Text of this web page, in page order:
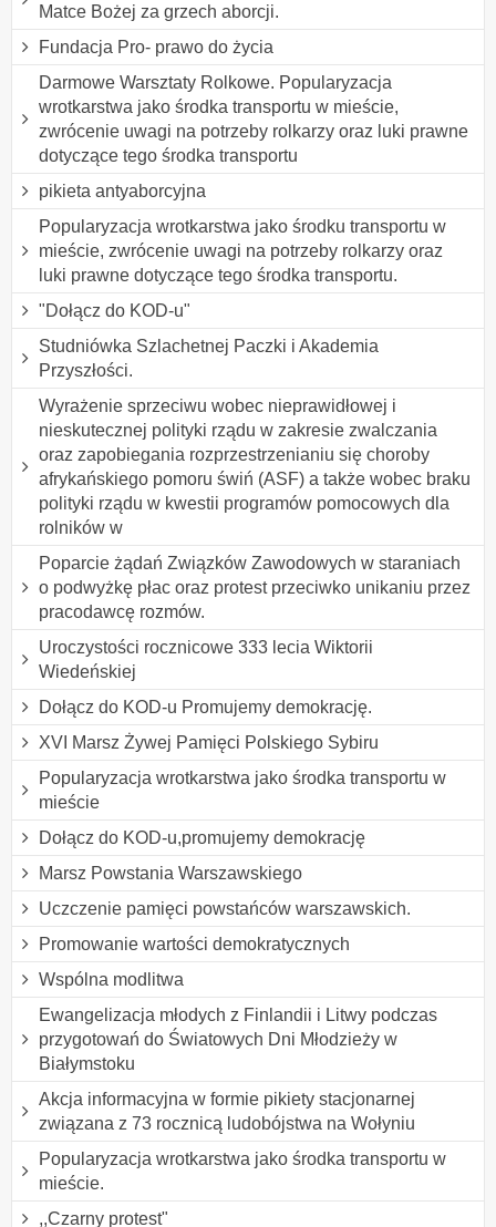
Matce Bożej za grzech aborcji.
Fundacja Pro- prawo do życia
Darmowe Warsztaty Rolkowe. Popularyzacja
wrotkarstwa jako środka transportu w mieście,
zwrócenie uwagi na potrzeby rolkarzy oraz luki prawne
dotyczące tego środka transportu
pikieta antyaborcyjna
Popularyzacja wrotkarstwa jako środku transportu w
mieście, zwrócenie uwagi na potrzeby rolkarzy oraz
luki prawne dotyczące tego środka transportu.
"Dołącz do KOD-u"
Studniówka Szlachetnej Paczki i Akademia
Przyszłości.
Wyrażenie sprzeciwu wobec nieprawidłowej i
nieskutecznej polityki rządu w zakresie zwalczania
oraz zapobiegania rozprzestrzenianiu się choroby
afrykańskiego pomoru świń (ASF) a także wobec braku
polityki rządu w kwestii programów pomocowych dla
rolników w
Poparcie żądań Związków Zawodowych w staraniach
o podwyżkę płac oraz protest przeciwko unikaniu przez
pracodawcę rozmów.
Uroczystości rocznicowe 333 lecia Wiktorii
Wiedeńskiej
Dołącz do KOD-u Promujemy demokrację.
XVI Marsz Żywej Pamięci Polskiego Sybiru
Popularyzacja wrotkarstwa jako środka transportu w
mieście
Dołącz do KOD-u,promujemy demokrację
Marsz Powstania Warszawskiego
Uczczenie pamięci powstańców warszawskich.
Promowanie wartości demokratycznych
Wspólna modlitwa
Ewangelizacja młodych z Finlandii i Litwy podczas
przygotowań do Światowych Dni Młodzieży w
Białymstoku
Akcja informacyjna w formie pikiety stacjonarnej
związana z 73 rocznicą ludobójstwa na Wołyniu
Popularyzacja wrotkarstwa jako środka transportu w
mieście.
,,Czarny protest"